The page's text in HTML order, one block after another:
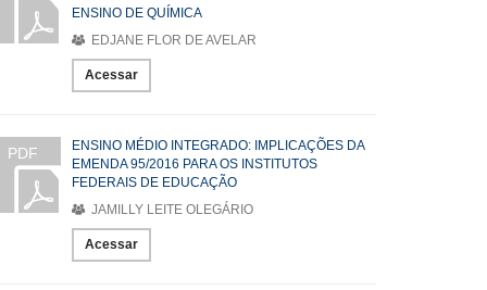
ENSINO DE QUÍMICA
EDJANE FLOR DE AVELAR
Acessar
PDF
ENSINO MÉDIO INTEGRADO: IMPLICAÇÕES DA
EMENDA 95/2016 PARA OS INSTITUTOS
FEDERAIS DE EDUCAÇÃO
JAMILLY LEITE OLEGÁRIO
Acessar